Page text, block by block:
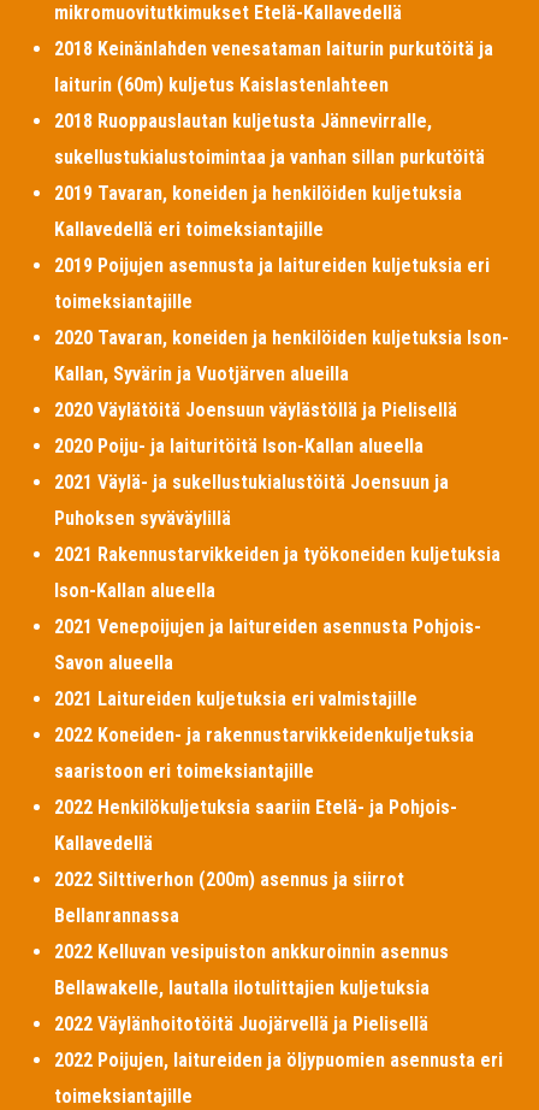
mikromuovitutkimukset Etelä-Kallavedellä
2018 Keinänlahden venesataman laiturin purkutöitä ja
laiturin (60m) kuljetus Kaislastenlahteen
2018 Ruoppauslautan kuljetusta Jännevirralle,
sukellustukialustoimintaa ja vanhan sillan purkutöitä
2019 Tavaran, koneiden ja henkilöiden kuljetuksia
Kallavedellä eri toimeksiantajille
2019 Poijujen asennusta ja laitureiden kuljetuksia eri
toimeksiantajille
2020 Tavaran, koneiden ja henkilöiden kuljetuksia Ison-
Kallan, Syvärin ja Vuotjärven alueilla
2020 Väylätöitä Joensuun väylästöllä ja Pielisellä
2020 Poiju- ja laituritöitä Ison-Kallan alueella
2021 Väylä- ja sukellustukialustöitä Joensuun ja
Puhoksen syväväylillä
2021 Rakennustarvikkeiden ja työkoneiden kuljetuksia
Ison-Kallan alueella
2021 Venepoijujen ja laitureiden asennusta Pohjois-
Savon alueella
2021 Laitureiden kuljetuksia eri valmistajille
2022 Koneiden- ja rakennustarvikkeidenkuljetuksia
saaristoon eri toimeksiantajille
2022 Henkilökuljetuksia saariin Etelä- ja Pohjois-
Kallavedellä
2022 Silttiverhon (200m) asennus ja siirrot
Bellanrannassa
2022 Kelluvan vesipuiston ankkuroinnin asennus
Bellawakelle, lautalla ilotulittajien kuljetuksia
2022 Väylänhoitotöitä Juojärvellä ja Pielisellä
2022 Poijujen, laitureiden ja öljypuomien asennusta eri
toimeksiantajille